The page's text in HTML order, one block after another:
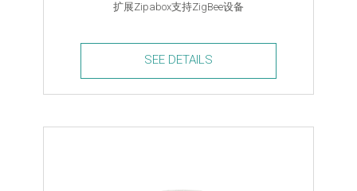
扩展Zipabox支持ZigBee设备
ZigBee
quantity
SEE DETAILS